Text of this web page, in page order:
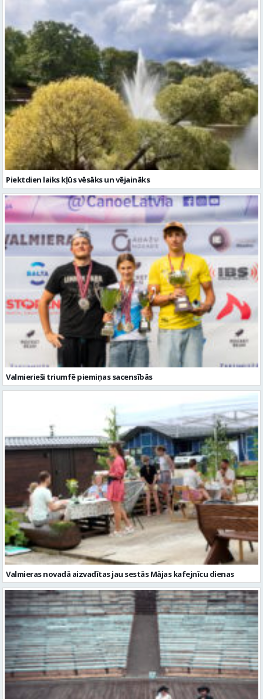
Piektdien laiks kļūs vēsāks un vējaināks
Valmierieši triumfē piemiņas sacensībās
Valmieras novadā aizvadītas jau sestās Mājas kafejnīcu dienas